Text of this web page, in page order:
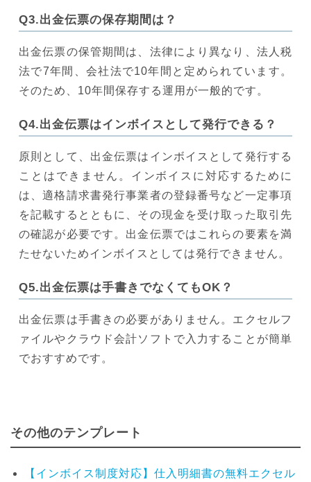
Q3.出金伝票の保存期間は？
出金伝票の保管期間は、法律により異なり、法人税
法で7年間、会社法で10年間と定められています。
そのため、10年間保存する運用が一般的です。
Q4.出金伝票はインボイスとして発行できる？
原則として、出金伝票はインボイスとして発行する
ことはできません。インボイスに対応するために
は、適格請求書発行事業者の登録番号など一定事項
を記載するとともに、その現金を受け取った取引先
の確認が必要です。出金伝票ではこれらの要素を満
たせないためインボイスとしては発行できません。
Q5.出金伝票は手書きでなくてもOK？
出金伝票は手書きの必要がありません。エクセルフ
ァイルやクラウド会計ソフトで入力することが簡単
でおすすめです。
その他のテンプレート
【インボイス制度対応】仕入明細書の無料エクセル